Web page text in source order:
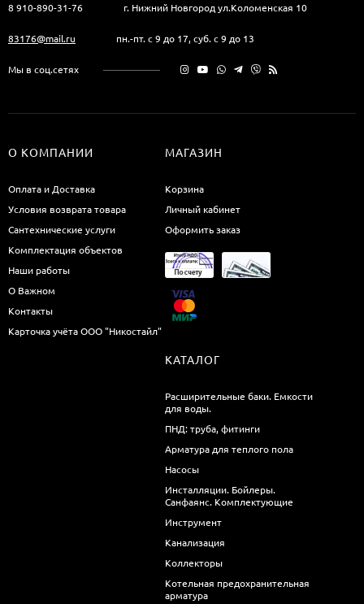
8 910-890-31-76 г. Нижний Новгород ул.Коломенская 10
83176@mail.ru пн.-пт. с 9 до 17, суб. с 9 до 13
Мы в соц.сетях
О КОМПАНИИ
Оплата и Доставка
Условия возврата товара
Сантехнические услуги
Комплектация объектов
Наши работы
О Важном
Контакты
Карточка учёта ООО "Никостайл"
МАГАЗИН
Корзина
Личный кабинет
Оформить заказ
КАТАЛОГ
Расширительные баки. Емкости
для воды.
ПНД: труба, фитинги
Арматура для теплого пола
Насосы
Инсталляции. Бойлеры.
Санфаянс. Комплектующие
Инструмент
Канализация
Коллекторы
Котельная предохранительная
арматура